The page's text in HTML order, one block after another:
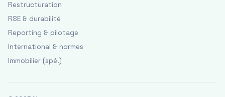
Restructuration
RSE & durabilité
Reporting & pilotage
International & normes
Immobilier (spé.)